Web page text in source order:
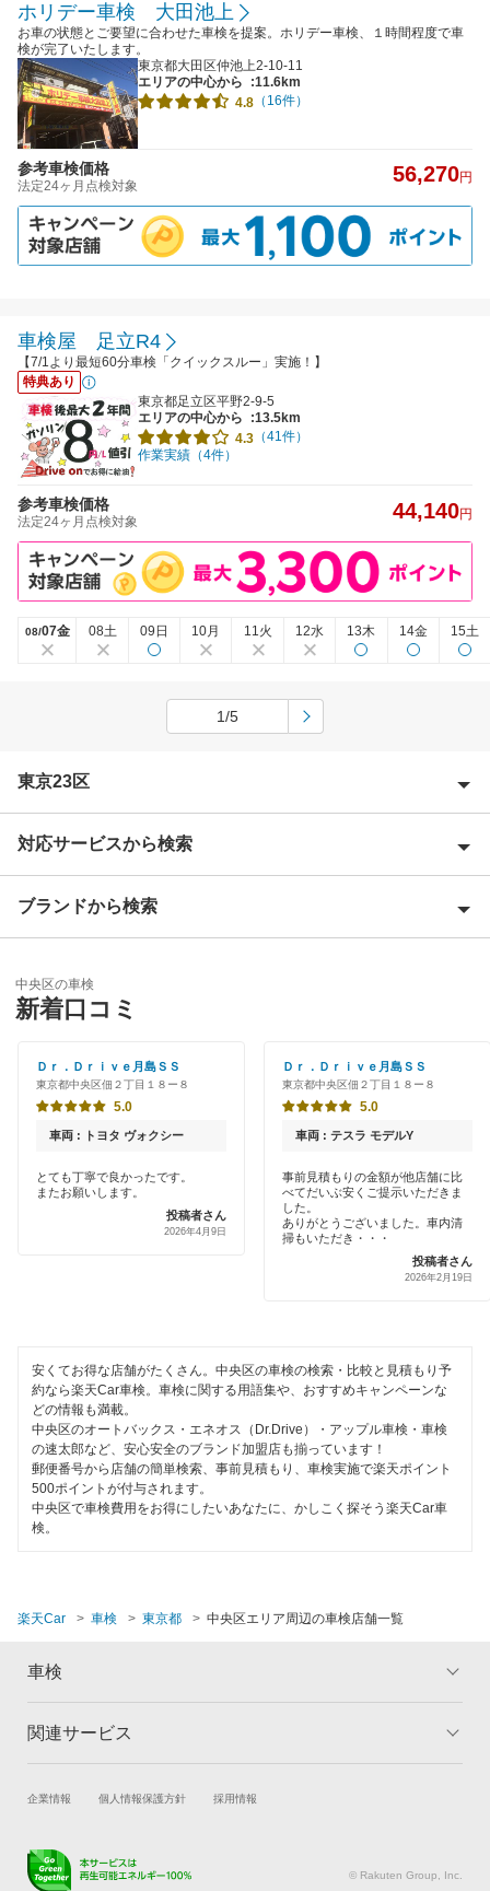
ホリデー車検 大田池上
お車の状態とご要望に合わせた車検を提案。ホリデー車検、１時間程度で車
検が完了いたします。
東京都大田区仲池上2-10-11
エリアの中心から
:11.6km
4.8 （16件）
参考車検価格
法定24ヶ月点検対象 56,270円
車検屋 足立R4
【7/1より最短60分車検「クイックスルー」実施！】
特典あり
東京都足立区平野2-9-5
エリアの中心から
:13.5km
4.3 （41件）
作業実績（4件）
参考車検価格
法定24ヶ月点検対象 44,140円
08/07金 08土 09日 10月 11火 12水 13木 14金 15土
1/5
東京23区
足立区
板橋区
江戸川区
大田区
葛飾区
北区
品川区
墨田区
世田谷区
台東区
千代田区
中野区
文京区
港区
対応サービスから検索
Award 受賞店
特典あり
新車初回割りあり
早割りあり
クレジットカードOK
ハイブリッド車OK
EV車OK
120分以内の車検
1日車検
整備保証
1級整備士在籍
ブランドから検索
「車検の速太郎」
アップル車検
オートバックス
伊藤忠エネクス
キグナス車検
ホリデー車検
マッハ車検
トヨタディーラー
中央区の車検
新着口コミ
Ｄｒ．Ｄｒｉｖｅ月島ＳＳ
東京都中央区佃２丁目１８ー８
5.0
車両 : トヨタ ヴォクシー
とても丁寧で良かったです。
またお願いします。
投稿者さん
2026年4月9日
Ｄｒ．Ｄｒｉｖｅ月島ＳＳ
東京都中央区佃２丁目１８ー８
5.0
車両 : テスラ モデルY
事前見積もりの金額が他店舗に比
べてだいぶ安くご提示いただきま
した。
ありがとうございました。車内清
掃もいただき・・・
投稿者さん
2026年2月19日
安くてお得な店舗がたくさん。中央区の車検の検索・比較と見積もり予
約なら楽天Car車検。車検に関する用語集や、おすすめキャンペーンな
どの情報も満載。
中央区のオートバックス・エネオス（Dr.Drive）・アップル車検・車検
の速太郎など、安心安全のブランド加盟店も揃っています！
郵便番号から店舗の簡単検索、事前見積もり、車検実施で楽天ポイント
500ポイントが付与されます。
中央区で車検費用をお得にしたいあなたに、かしこく探そう楽天Car車
検。
楽天Car 車検 東京都 中央区エリア周辺の車検店舗一覧
車検
トップ
車検の基礎知識 キャンペーン一覧
関連サービス
試乗・商談 新車購入
キズ修理予約
企業情報 個人情報保護方針 採用情報
© Rakuten Group, Inc.